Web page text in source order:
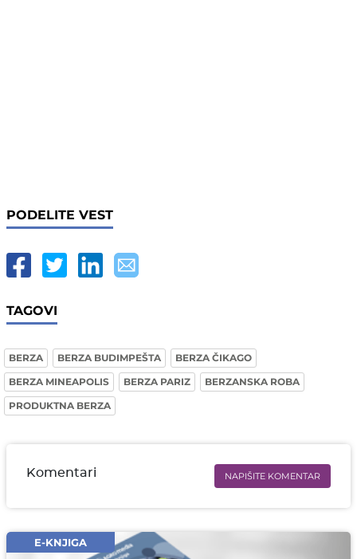
PODELITE VEST
TAGOVI
BERZA BERZA BUDIMPEŠTA
BERZA ČIKAGO
BERZA MINEAPOLIS
BERZA PARIZ
BERZANSKA ROBA
PRODUKTNA BERZA
Komentari NAPIŠITE KOMENTAR
Email* obavezno
E-KNJIGA